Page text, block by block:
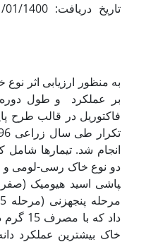
به منظور ارزیابی اثر
بر عملکرد و طول
فاکتوریل در قالب طرح
انجام شد. تیمارها
داد که
خاک بیشترین عملکرد